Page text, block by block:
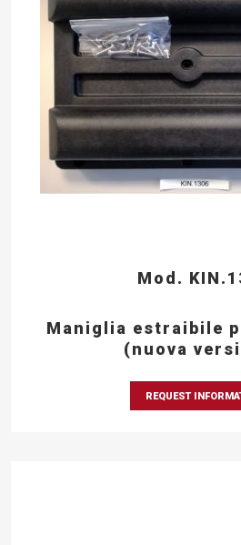
Mod.
Maniglia estraibile
(nuova
REQUEST